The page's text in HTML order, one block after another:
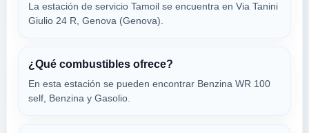
16133
a 1.68 Km
GENOVA,
La estación de servicio Tamoil se encuentra en Via Tanini
Giulio 24 R, Genova (Genova).
¿Qué combustibles ofrece?
En esta estación se pueden encontrar Benzina WR 100
self, Benzina y Gasolio.